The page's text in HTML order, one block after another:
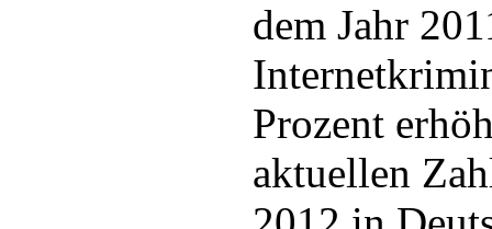
dem Jahr
Prozent
aktuellen